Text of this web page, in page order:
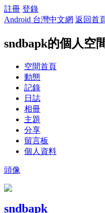
註冊 登錄
Android 台灣中文網 返回首
sndbapk的個人空
空間首頁
動態
記錄
日誌
相冊
主題
分享
留言板
個人資料
頭像
sndbapk